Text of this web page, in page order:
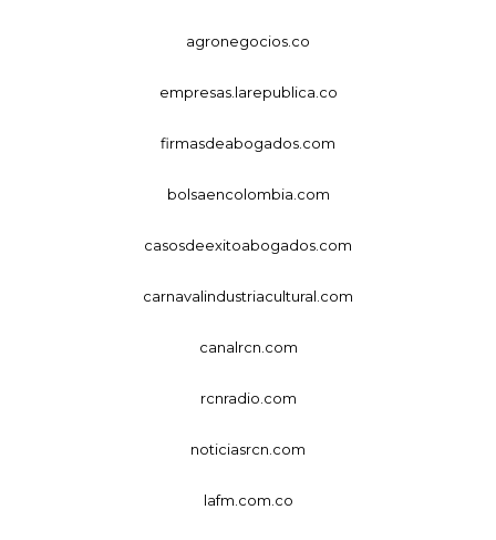
agronegocios.co
empresas.larepublica.co
firmasdeabogados.com
bolsaencolombia.com
casosdeexitoabogados.com
carnavalindustriacultural.com
canalrcn.com
rcnradio.com
noticiasrcn.com
lafm.com.co